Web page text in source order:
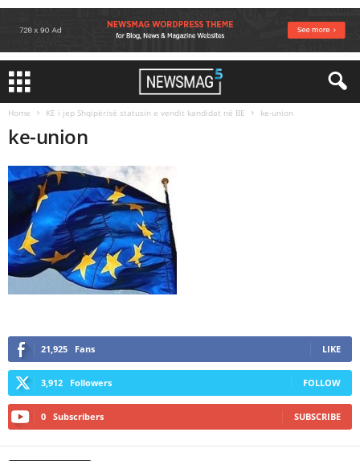
Home KE i jep Shqipërisë statusin e vendit kandidat në BE ke-union
ke-union
21,925 Fans LIKE
3,912 Followers FOLLOW
0 Subscribers SUBSCRIBE